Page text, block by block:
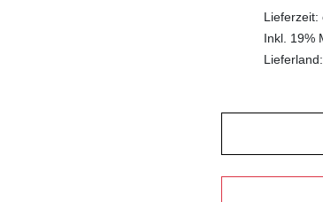
Lieferzeit:
Inkl. 19%